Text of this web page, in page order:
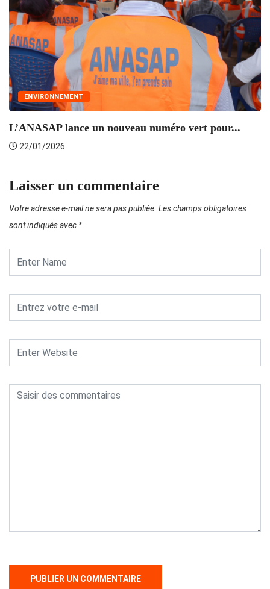
ENVIRONNEMENT
L’ANASAP lance un nouveau numéro vert pour...
22/01/2026
Laisser un commentaire
Votre adresse e-mail ne sera pas publiée. Les champs obligatoires
sont indiqués avec *